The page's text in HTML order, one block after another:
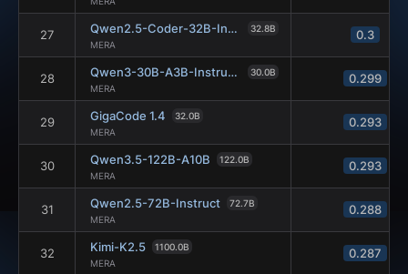
27 Qwen2.5-Coder-32B-Instruct
32.8B
MERA
0.3
28 Qwen3-30B-A3B-Instruct-2507
30.0B
MERA
0.299
29 GigaCode 1.4
32.0B
MERA
0.293
30 Qwen3.5-122B-A10B
122.0B
MERA
0.293
31 Qwen2.5-72B-Instruct
72.7B
MERA
0.288
32 Kimi-K2.5
1100.0B
MERA
0.287